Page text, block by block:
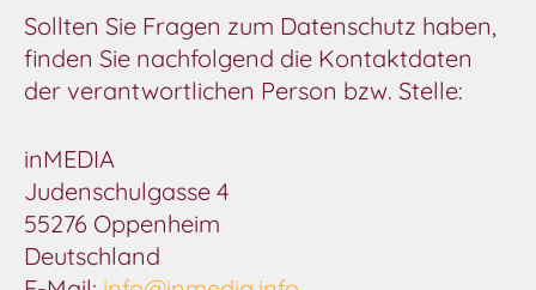
Sollten Sie Fragen zum Datenschutz haben,
finden Sie nachfolgend die Kontaktdaten
der verantwortlichen Person bzw. Stelle:
inMEDIA
Judenschulgasse 4
55276 Oppenheim
Deutschland